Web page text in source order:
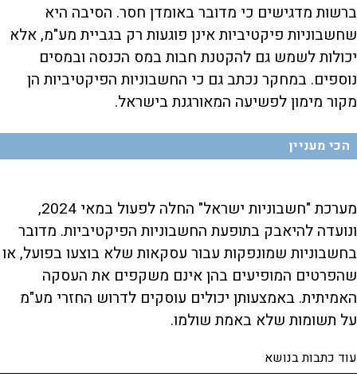
ברשות מדגישים כי מדובר באומדן חסר. הסיבה היא
שחשבוניות פיקטיביות אינן פוגעות רק בגביית מע"מ, אלא
יכולות לשמש גם להקטנת חבות במס הכנסה ובמסים
נוספים. במחקר נכתב גם כי החשבוניות הפיקטיביות הן
מקור מימון לפשיעה המאורגנת בישראל.
הכי מעניין
מערכת "חשבוניות ישראל" החלה לפעול במאי 2024,
ונועדה להיאבק בתופעת החשבוניות הפיקטיביות. מדובר
בחשבוניות שמונפקות עבור עסקאות שלא בוצעו בפועל, או
שהפרטים המופיעים בהן אינם משקפים את העסקה
האמיתית. באמצעותן יכולים עוסקים לדרוש החזרי מע"מ
על תשומות שלא באמת שולמו.
עוד כתבות בנושא